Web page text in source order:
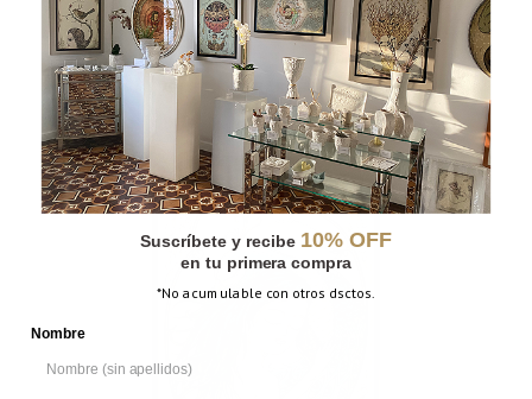
LA RABIA
Suscríbete y recibe 10% OFF
en tu primera compra
*No acumulable con otros dsctos.
Nombre